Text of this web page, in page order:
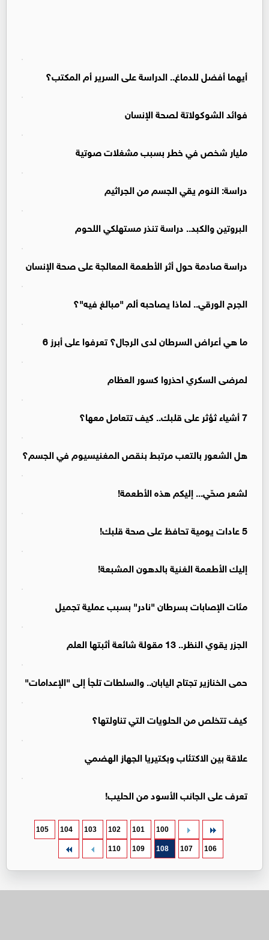
أيهما أفضل للدماغ.. الدراسة على السرير أم المكتب؟
فوائد الشوكولاتة لصحة الإنسان
مليار شخص في خطر بسبب مشغلات صوتية
دراسة: النوم يقي الجسم من الجراثيم
البروتين والكبد.. دراسة تنذر مستهلكي اللحوم
دراسة صادمة حول أثر الأطعمة المعالجة على صحة الإنسان
الجرح الورقي.. لماذا يصاحبه ألم "مبالغ فيه"؟
ما هي أعراض السرطان لدى الرجال؟ تعرفوا على أبرز 6
لمرضى السكري احذروا كسور العظام
7 أشياء ثؤثر على قلبك.. كيف تتعامل معها؟
هل الشعور بالتعب مرتبط بنقص المغنيسيوم في الجسم؟
لشعر صحّي... إليكم هذه الأطعمة!
5 عادات يومية تحافظ على صحة قلبك!
إليك الأطعمة الغنية بالدهون المشبعة!
مئات الإصابات بسرطان "نادر" بسبب عملية تجميل
الجزر يقوي النظر.. 13 مقولة شائعة أثبتها العلم
حمى الخنازير تجتاح اليابان.. والسلطات تلجأ إلى "الإعدامات"
كيف تتخلص من الحلويات التي تناولتها؟
علاقة بين الاكتئاب وبكتيريا الجهاز الهضمي
تعرف على الجانب الأسود من الحليب!
100
101
102
103
104
105
106
107
108
109
110